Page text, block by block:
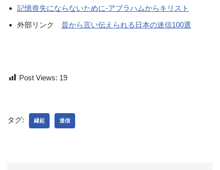
記憶喪失にならないために-アブラハムからキリスト
外部リンク 昔から言い伝えられる日本の迷信100選
Post Views: 19
タグ: 縁起 迷信